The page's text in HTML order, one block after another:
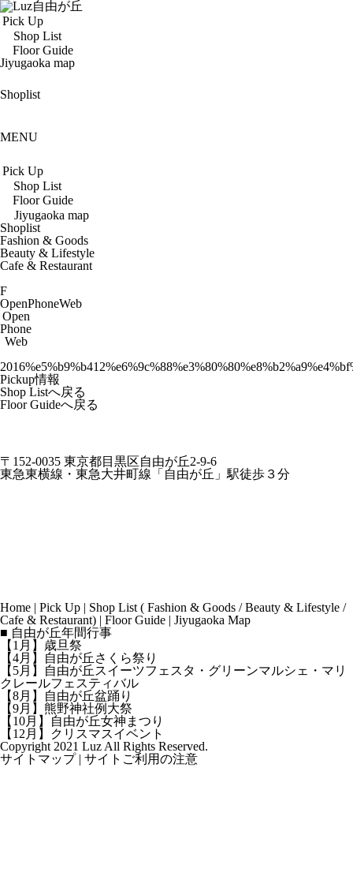
Pick Up
Shop List
Floor Guide
Jiyugaoka map
Shoplist
MENU
Pick Up
Shop List
Floor Guide
Jiyugaoka map
Shoplist
Fashion & Goods
Beauty & Lifestyle
Cafe & Restaurant
F
OpenPhoneWeb
Open
Phone
Web
Pickup情報
Shop Listへ戻る
Floor Guideへ戻る
〒152-0035 東京都目黒区自由が丘2-9-6
東急東横線・東急大井町線「自由が丘」駅徒歩３分
Home | Pick Up | Shop List ( Fashion & Goods /Beauty & Lifestyle /
Cafe & Restaurant) | Floor Guide | Jiyugaoka Map
■ 自由が丘年間行事
【1月】歳旦祭
【4月】自由が丘さくら祭り
【5月】自由が丘スイーツフェスタ・グリーンマルシェ・マリ
クレールフェスティバル
【8月】自由が丘盆踊り
【9月】熊野神社例大祭
【10月】自由が丘女神まつり
【12月】クリスマスイベント
Copyright 2021 Luz All Rights Reserved.
サイトマップ| サイトご利用の注意